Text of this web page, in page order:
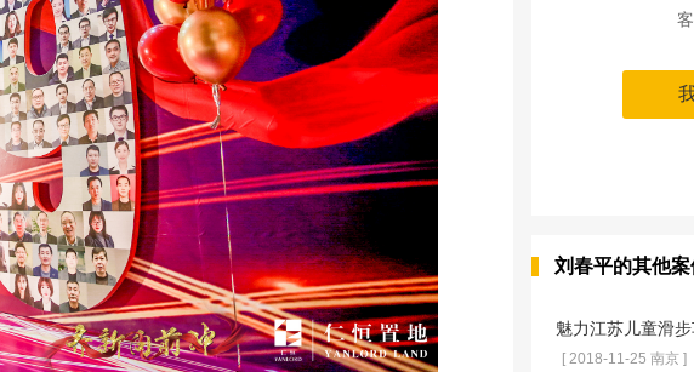
刘春平的其他案
魅力江苏儿童滑
[ 2018-11-25 南京 ]